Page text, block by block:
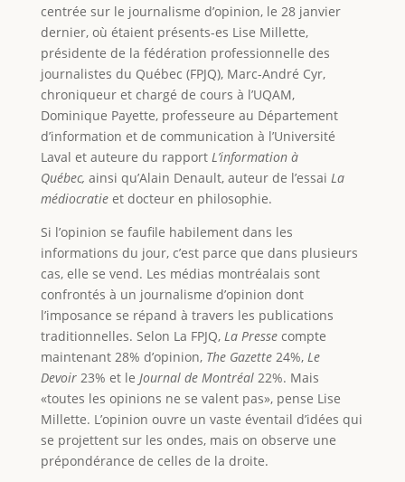
centrée sur le journalisme d’opinion, le 28 janvier
dernier, où étaient présents-es Lise Millette,
présidente de la fédération professionnelle des
journalistes du Québec (FPJQ), Marc-André Cyr,
chroniqueur et chargé de cours à l’UQAM,
Dominique Payette, professeure au Département
d’information et de communication à l’Université
Laval et auteure du rapport L’information à
Québec, ainsi qu’Alain Denault, auteur de l’essai La
médiocratieet docteur en philosophie.
Si l’opinion se faufile habilement dans les
informations du jour, c’est parce que dans plusieurs
cas, elle se vend. Les médias montréalais sont
confrontés à un journalisme d’opinion dont
l’imposance se répand à travers les publications
traditionnelles. Selon La FPJQ, La Pressecompte
maintenant 28% d’opinion, The Gazette24%, Le
Devoir23% et le Journal de Montréal22%. Mais
«toutes les opinions ne se valent pas», pense Lise
Millette. L’opinion ouvre un vaste éventail d’idées qui
se projettent sur les ondes, mais on observe une
prépondérance de celles de la droite.